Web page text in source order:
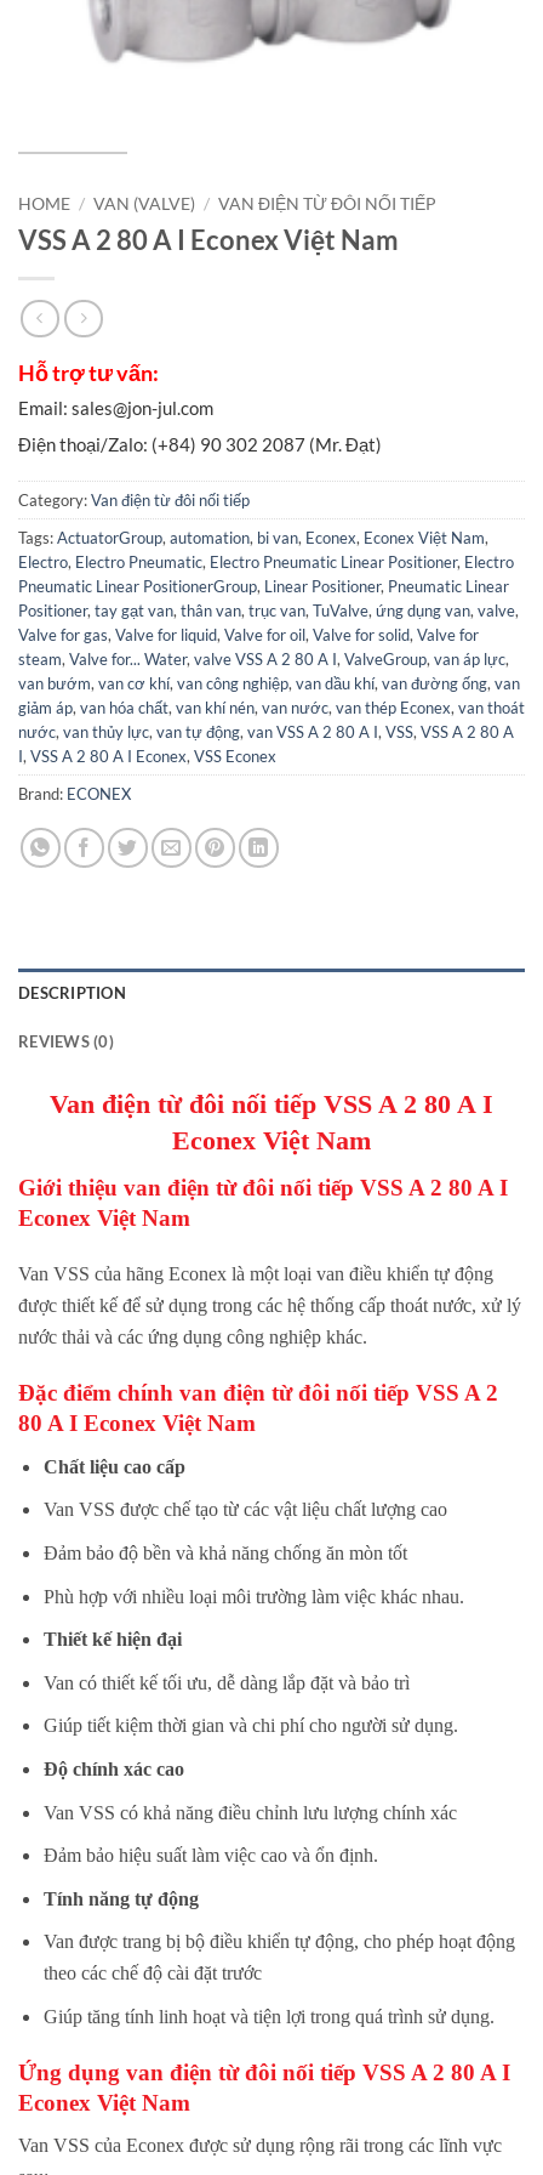
HOME / VAN (VALVE) / VAN ĐIỆN TỪ ĐÔI NỐI TIẾP
VSS A 2 80 A I Econex Việt Nam
Category:Van điện từ đôi nối tiếp
Tags:ActuatorGroup,automation, bi van, Econex, Econex Việt Nam,
Electro, Electro Pneumatic, Electro Pneumatic Linear Positioner, Electro
Pneumatic Linear PositionerGroup, Linear Positioner, Pneumatic Linear
Positioner,tay gạt van,thân van,trục van,TuValve,ứng dụng van,valve,
Valve for gas,Valve for liquid,Valve for oil,Valve for solid,Valve for
steam,Valve for... Water,valve VSS A 2 80 A I,ValveGroup,van áp lực,
van bướm,van cơ khí,van công nghiệp,van dầu khí,van đường ống,van
giảm áp,van hóa chất,van khí nén,van nước,van thép Econex,van thoát
nước,van thủy lực,van tự động,van VSS A 2 80 A I,VSS,VSS A 2 80 A
I,VSS A 2 80 A I Econex,VSS Econex
Brand: ECONEX
DESCRIPTION
REVIEWS (0)
Van điện từ đôi nối tiếp VSS A 2 80 A I
Econex Việt Nam
Giới thiệu van điện từ đôi nối tiếp VSS A 2 80 A I
Econex Việt Nam
Van VSS của hãng Econex là một loại van điều khiển tự động
được thiết kế để sử dụng trong các hệ thống cấp thoát nước, xử lý
nước thải và các ứng dụng công nghiệp khác.
Đặc điểm chính van điện từ đôi nối tiếp VSS A 2
80 A I Econex Việt Nam
Chất liệu cao cấp
Van VSS được chế tạo từ các vật liệu chất lượng cao
Đảm bảo độ bền và khả năng chống ăn mòn tốt
Phù hợp với nhiều loại môi trường làm việc khác nhau.
Thiết kế hiện đại
Van có thiết kế tối ưu, dễ dàng lắp đặt và bảo trì
Giúp tiết kiệm thời gian và chi phí cho người sử dụng.
Độ chính xác cao
Van VSS có khả năng điều chỉnh lưu lượng chính xác
Đảm bảo hiệu suất làm việc cao và ổn định.
Tính năng tự động
Van được trang bị bộ điều khiển tự động, cho phép hoạt động
theo các chế độ cài đặt trước
Giúp tăng tính linh hoạt và tiện lợi trong quá trình sử dụng.
Ứng dụng van điện từ đôi nối tiếp VSS A 2 80 A I
Econex Việt Nam
Van VSS của Econex được sử dụng rộng rãi trong các lĩnh vực